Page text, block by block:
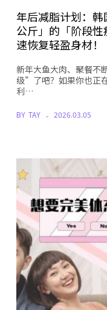
年后减脂计划：
公斤」的「阶段
速恢复轻盈身材！
新年大鱼大肉、聚餐不
级”了吧？如果你也正
利…
BY TAY 2026.03.05